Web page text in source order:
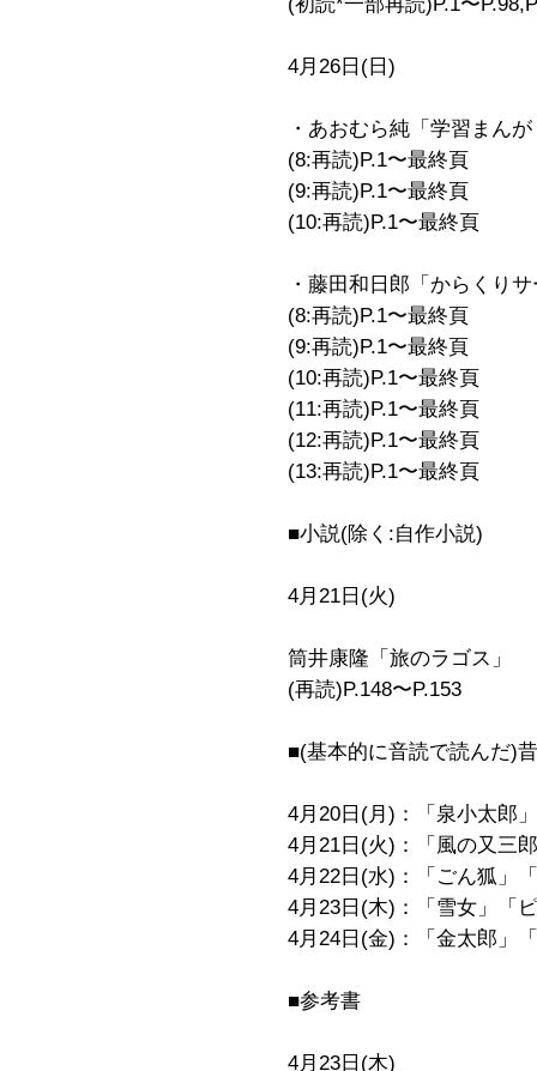
4月26日(日)
・あおむら純「学習まん
(8:再読)P.1〜最終頁
(9:再読)P.1〜最終頁
(10:再読)P.1〜最終頁
・藤田和日郎「からくり
(8:再読)P.1〜最終頁
(9:再読)P.1〜最終頁
(10:再読)P.1〜最終頁
(11:再読)P.1〜最終頁
(12:再読)P.1〜最終頁
(13:再読)P.1〜最終頁
■小説(除く:自作小説)
4月21日(火)
筒井康隆「旅のラゴス」
(再読)P.148〜P.153
■(基本的に音読で読んだ)
4月20日(月)：「泉小太郎
4月21日(火)：「風の又三
4月22日(水)：「ごん狐」
4月23日(木)：「雪女」「
4月24日(金)：「金太郎」
■参考書
4月23日(木)